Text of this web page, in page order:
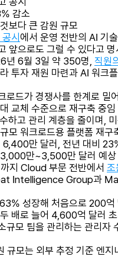
감소
보다 큰 감원 규모
시 에서 운영 전반의 AI 기
앞으로도 그럴 수 있다고 명
년 6월 3일 약 350명, 직원
투자 재원 마련과 AI 워크
로드가 경쟁사를 한계로 밀
교체 수준으로 재구축 중임
하고 관리 계층을 줄이며,
모 워크로드용 플랫폼 재구
6,400만 달러, 전년 대비
만~3,500만 달러 예상
지 Cloud 부문 전반에서 조
Intelligence Group과
성장해 처음으로 200억
배로 늘어 4,600억 달러
규모 팀을 관리하는 관리자
규모는 외부 추정 기준 엔